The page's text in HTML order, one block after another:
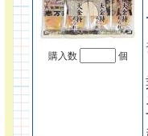
購入数 個